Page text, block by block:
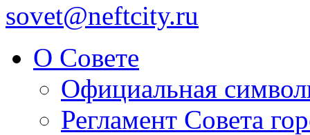
sovet@neftcity.ru
О Совете
Официальная
Регламент Совета